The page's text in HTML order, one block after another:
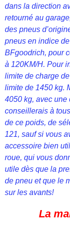
dans la direction
retourné au
des pneus
pneus en indice
BFgoodrich, pour
à 120KM/H. Pour
limite de charge
limite de 1450 kg.
4050 kg, avec une
conseillerais à
de ce poids, de
121, sauf si vous
accessoire bien
roue, qui vous
utile dès que la
de pneu et que le
sur les avants!
La